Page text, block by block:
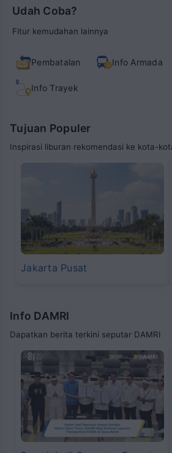
Udah Coba?
Fitur kemudahan lainnya
Pembatalan Info Armada
Info Trayek
Tujuan Populer
Inspirasi liburan rekomendasi ke kota-
Jakarta Pusat
Info DAMRI
Dapatkan berita terkini seputar DAMRI